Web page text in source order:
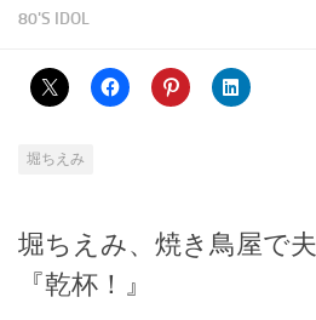
80'S IDOL
堀ちえみ
堀ちえみ、焼き鳥屋で
『乾杯！』